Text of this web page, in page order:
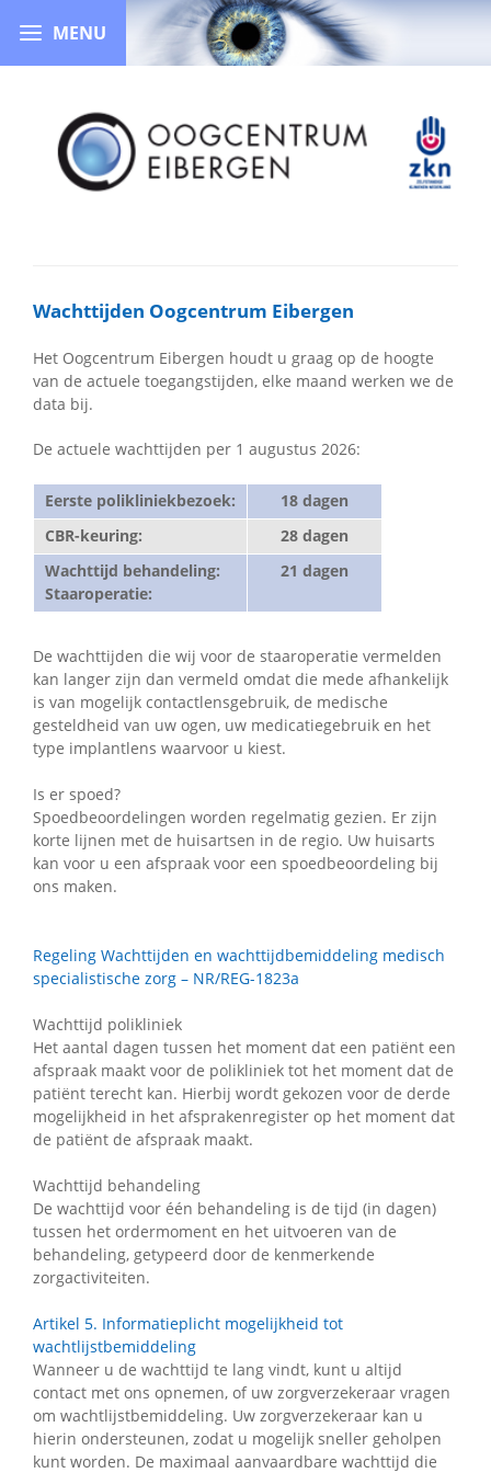
Wachttijden Oogcentrum Eibergen
Het Oogcentrum Eibergen houdt u graag op de hoogte
van de actuele toegangstijden, elke maand werken we de
data bij.
De actuele wachttijden per 1 augustus 2026:
Eerste polikliniekbezoek:
18 dagen
CBR-keuring:
28 dagen
Wachttijd behandeling:
Staaroperatie:
21 dagen
De wachttijden die wij voor de staaroperatie vermelden
kan langer zijn dan vermeld omdat die mede afhankelijk
is van mogelijk contactlensgebruik, de medische
gesteldheid van uw ogen, uw medicatiegebruik en het
type implantlens waarvoor u kiest.
Is er spoed?
Spoedbeoordelingen worden regelmatig gezien. Er zijn
korte lijnen met de huisartsen in de regio. Uw huisarts
kan voor u een afspraak voor een spoedbeoordeling bij
ons maken.
Regeling Wachttijden en wachttijdbemiddeling medisch
specialistische zorg – NR/REG-1823a
Wachttijd polikliniek
Het aantal dagen tussen het moment dat een patiënt een
afspraak maakt voor de polikliniek tot het moment dat de
patiënt terecht kan. Hierbij wordt gekozen voor de derde
mogelijkheid in het afsprakenregister op het moment dat
de patiënt de afspraak maakt.
Wachttijd behandeling
De wachttijd voor één behandeling is de tijd (in dagen)
tussen het ordermoment en het uitvoeren van de
behandeling, getypeerd door de kenmerkende
zorgactiviteiten.
Artikel 5. Informatieplicht mogelijkheid tot
wachtlijstbemiddeling
Wanneer u de wachttijd te lang vindt, kunt u altijd
contact met ons opnemen, of uw zorgverzekeraar vragen
om wachtlijstbemiddeling. Uw zorgverzekeraar kan u
hierin ondersteunen, zodat u mogelijk sneller geholpen
kunt worden. De maximaal aanvaardbare wachttijd die